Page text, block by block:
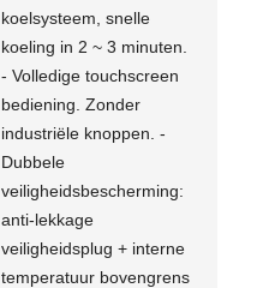
koelsysteem, snelle
koeling in 2 ~ 3 minuten.
- Volledige touchscreen
bediening. Zonder
industriële knoppen. -
Dubbele
veiligheidsbescherming:
anti-lekkage
veiligheidsplug + interne
temperatuur bovengrens